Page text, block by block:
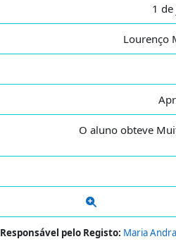
1
Lourenço
O aluno obteve
Responsável pelo Registo: Maria